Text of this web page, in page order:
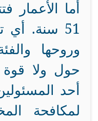
51 سنة.
وروحها
حول ولا قوة
أحد
لمكافحة